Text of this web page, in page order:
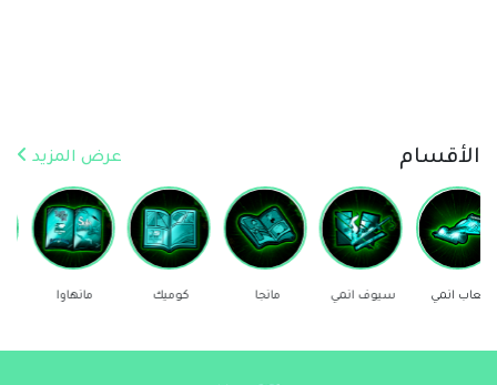
الأقسام عرض المزيد
سيوف انمي مانجا كوميك مانهاوا ستيكرز